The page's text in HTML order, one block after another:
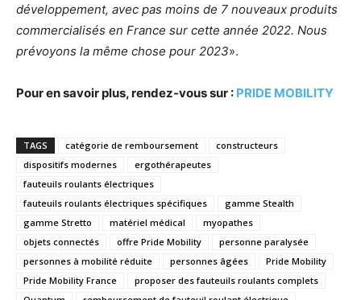
développement, avec pas moins de 7 nouveaux produits
commercialisés en France sur cette année 2022. Nous
prévoyons la même chose pour 2023».
Pour en savoir plus, rendez-vous sur : PRIDE MOBILITY
TAGS catégorie de remboursement
constructeurs
dispositifs modernes
ergothérapeutes
fauteuils roulants électriques
fauteuils roulants électriques spécifiques
gamme Stealth
gamme Stretto
matériel médical
myopathes
objets connectés
offre Pride Mobility
personne paralysée
personnes à mobilité réduite
personnes âgées
Pride Mobility
Pride Mobility France
proposer des fauteuils roulants complets